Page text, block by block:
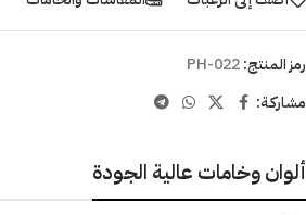
رمز المنتج:PH-022
مشاركـة:
ألوان وخامات عالية الجودة